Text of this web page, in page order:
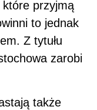
które przyjmą
to jednak
Z tytułu
zarobi
także